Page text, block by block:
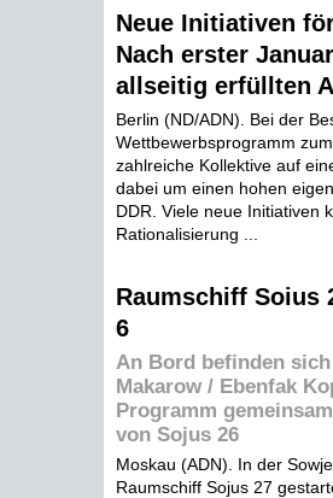
Neue Initiativen
Nach erster
allseitig erfüllten
Berlin (ND/ADN). Bei der
Wettbewerbsprogramm
zahlreiche Kollektive auf
dabei um einen hohen
DDR. Viele neue Initiativen
Rationalisierung ...
Raumschiff Soius
6
An Bord befinden
Makarow / Ebenfak
Programm
von Sojus 26
Moskau (ADN). In der
Raumschiff Sojus 27